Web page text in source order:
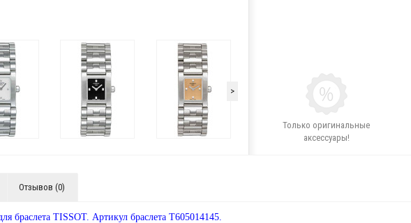
>
Только оригинальные
аксессуары!
Отзывов (0)
браслета TISSOT. Артикул браслета T605014145.